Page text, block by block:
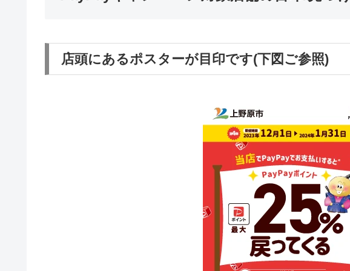
店頭にあるポスターが目印です(下図ご参照)